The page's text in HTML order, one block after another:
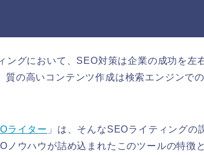
ングにおいて、SEO対策は企業の成功を左
質の高いコンテンツ作成は検索エンジンで
ライター 」は、そんなSEOライティングの
ノウハウが詰め込まれたこのツールの特徴